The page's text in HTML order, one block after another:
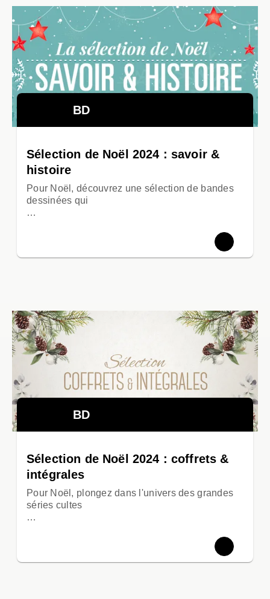
BD
Sélection de Noël 2024 : savoir &
histoire
Pour Noël, découvrez une sélection de bandes
dessinées qui
…
BD
Sélection de Noël 2024 : coffrets &
intégrales
Pour Noël, plongez dans l'univers des grandes
séries cultes
…